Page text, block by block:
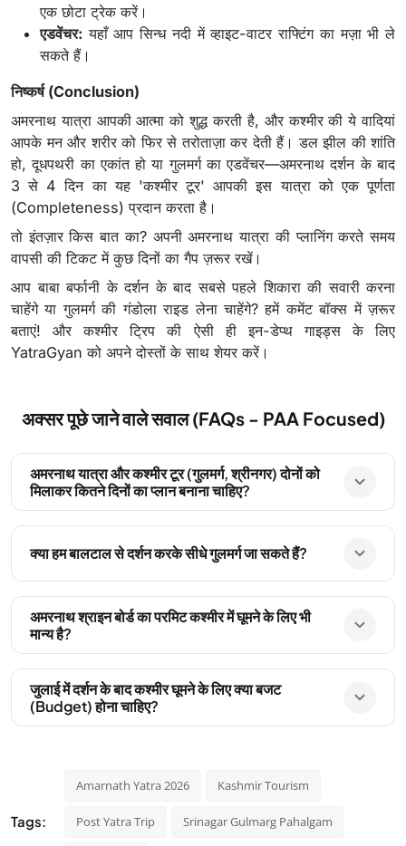
एक छोटा ट्रेक करें।
एडवेंचर: यहाँ आप सिन्ध नदी में व्हाइट-वाटर राफ्टिंग का मज़ा भी ले
सकते हैं।
निष्कर्ष (Conclusion)
अमरनाथ यात्रा आपकी आत्मा को शुद्ध करती है, और कश्मीर की ये वादियां
आपके मन और शरीर को फिर से तरोताज़ा कर देती हैं। डल झील की शांति
हो, दूधपथरी का एकांत हो या गुलमर्ग का एडवेंचर—अमरनाथ दर्शन के बाद
3 से 4 दिन का यह 'कश्मीर टूर' आपकी इस यात्रा को एक पूर्णता
(Completeness) प्रदान करता है।
तो इंतज़ार किस बात का? अपनी अमरनाथ यात्रा की प्लानिंग करते समय
वापसी की टिकट में कुछ दिनों का गैप ज़रूर रखें।
आप बाबा बर्फानी के दर्शन के बाद सबसे पहले शिकारा की सवारी करना
चाहेंगे या गुलमर्ग की गंडोला राइड लेना चाहेंगे? हमें कमेंट बॉक्स में ज़रूर
बताएं! और कश्मीर ट्रिप की ऐसी ही इन-डेप्थ गाइड्स के लिए
YatraGyan को अपने दोस्तों के साथ शेयर करें।
अक्सर पूछे जाने वाले सवाल (FAQs - PAA Focused)
अमरनाथ यात्रा और कश्मीर टूर (गुलमर्ग, श्रीनगर) दोनों को
मिलाकर कितने दिनों का प्लान बनाना चाहिए?
क्या हम बालटाल से दर्शन करके सीधे गुलमर्ग जा सकते हैं?
अमरनाथ श्राइन बोर्ड का परमिट कश्मीर में घूमने के लिए भी
मान्य है?
जुलाई में दर्शन के बाद कश्मीर घूमने के लिए क्या बजट
(Budget) होना चाहिए?
Tags:
Amarnath Yatra 2026 Kashmir Tourism
Post Yatra Trip Srinagar Gulmarg Pahalgam